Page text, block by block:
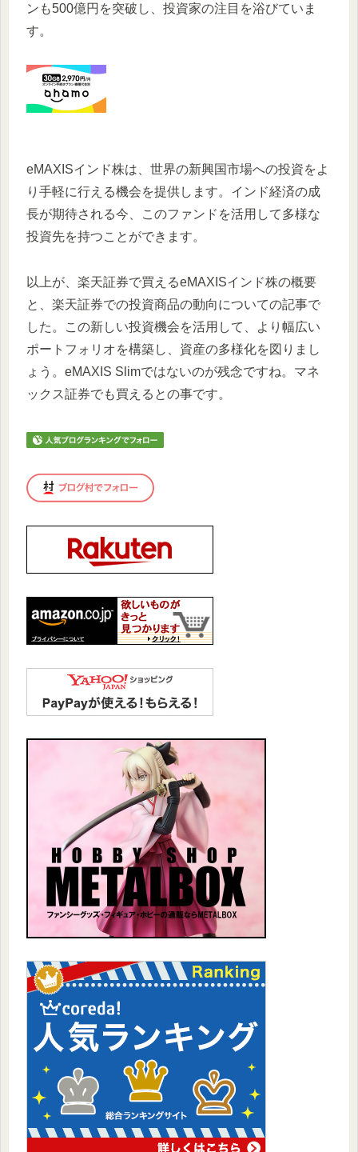
ンも500億円を突破し、投資家の注目を浴びていま
す。
eMAXISインド株は、世界の新興国市場への投資をよ
り手軽に行える機会を提供します。インド経済の成
長が期待される今、このファンドを活用して多様な
投資先を持つことができます。
以上が、楽天証券で買えるeMAXISインド株の概要
と、楽天証券での投資商品の動向についての記事で
した。この新しい投資機会を活用して、より幅広い
ポートフォリオを構築し、資産の多様化を図りまし
ょう。eMAXIS Slimではないのが残念ですね。マネ
ックス証券でも買えるとの事です。